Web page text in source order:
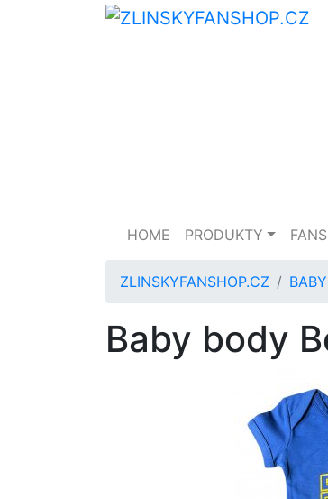
HOME PRODUKTY
ZLINSKYFANSHOP.CZ
Baby body